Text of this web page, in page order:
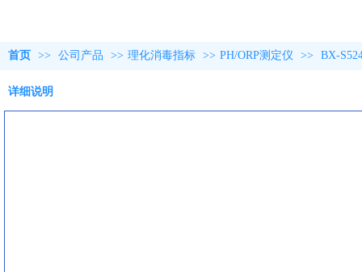
首页 >> 公司产品 >> 理化消毒指标 >> PH/ORP测定仪 >> BX-
详细说明